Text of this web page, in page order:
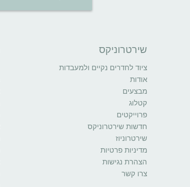
שירטרוניקס
ציוד לחדרים נקיים ולמעבדות
אודות
מבצעים
קטלוג
פרוייקטים
חדשות שירטרוניקס
שירטרוניוז
מדיניות פרטיות
הצהרת נגישות
צרו קשר